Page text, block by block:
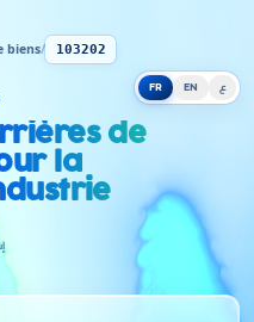
FR EN ع
biens/ 103202
de
la